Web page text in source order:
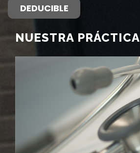
DEDUCIBLE
NUESTRA PRÁCTICA